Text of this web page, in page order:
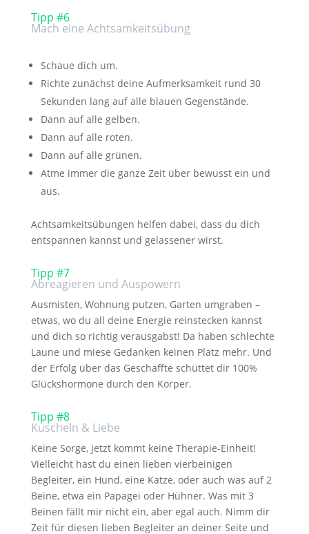
Tipp #6
Mach eine Achtsamkeitsübung
Schaue dich um.
Richte zunächst deine Aufmerksamkeit rund 30
Sekunden lang auf alle blauen Gegenstände.
Dann auf alle gelben.
Dann auf alle roten.
Dann auf alle grünen.
Atme immer die ganze Zeit über bewusst ein und
aus.
Achtsamkeitsübungen helfen dabei, dass du dich
entspannen kannst und gelassener wirst.
Tipp #7
Abreagieren und Auspowern
Ausmisten, Wohnung putzen, Garten umgraben –
etwas, wo du all deine Energie reinstecken kannst
und dich so richtig verausgabst! Da haben schlechte
Laune und miese Gedanken keinen Platz mehr. Und
der Erfolg über das Geschaffte schüttet dir 100%
Glückshormone durch den Körper.
Tipp #8
Kuscheln & Liebe
Keine Sorge, jetzt kommt keine Therapie-Einheit!
Vielleicht hast du einen lieben vierbeinigen
Begleiter, ein Hund, eine Katze, oder auch was auf 2
Beine, etwa ein Papagei oder Hühner. Was mit 3
Beinen fällt mir nicht ein, aber egal auch. Nimm dir
Zeit für diesen lieben Begleiter an deiner Seite und